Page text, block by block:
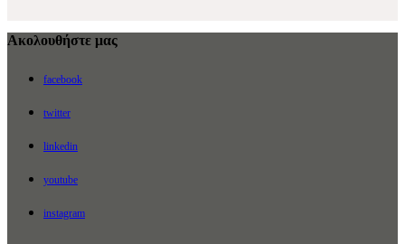
Ακολουθήστε μας
facebook
twitter
linkedin
youtube
instagram